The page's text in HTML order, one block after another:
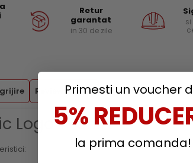
Retur
garantat
in 30 de zile
Review-uri(0)
Logo T-Shirt
Primesti un voucher
5%
la prima comanda!